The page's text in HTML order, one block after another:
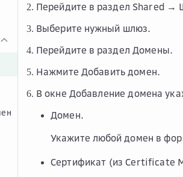
Перейдите в раздел Shared →
Выберите нужный шлюз.
Перейдите в раздел Домены.
Нажмите Добавить домен.
В окне Добавление домена
Домен.
Укажите любой домен в
Сертификат (из Certificate